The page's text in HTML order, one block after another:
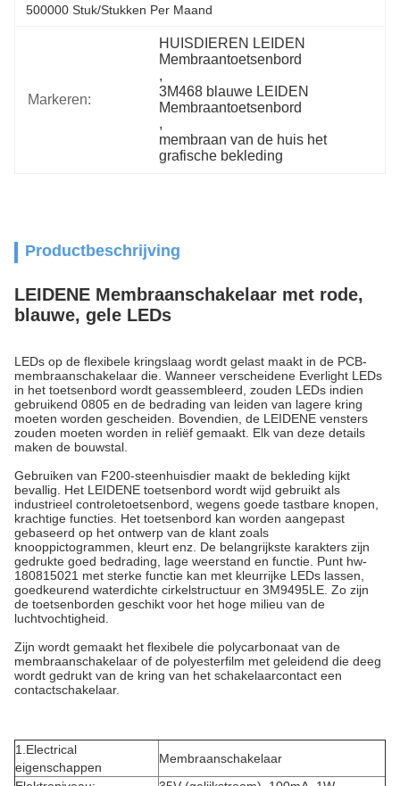
500000 Stuk/Stukken Per Maand
Markeren:
HUISDIEREN LEIDEN
Membraantoetsenbord
,
3M468 blauwe LEIDEN
Membraantoetsenbord
,
membraan van de huis het
grafische bekleding
Productbeschrijving
LEIDENE Membraanschakelaar met rode,
blauwe, gele LEDs
LEDs op de flexibele kringslaag wordt gelast maakt in de PCB-
membraanschakelaar die. Wanneer verscheidene Everlight LEDs
in het toetsenbord wordt geassembleerd, zouden LEDs indien
gebruikend 0805 en de bedrading van leiden van lagere kring
moeten worden gescheiden. Bovendien, de LEIDENE vensters
zouden moeten worden in reliëf gemaakt. Elk van deze details
maken de bouwstal.
Gebruiken van F200-steenhuisdier maakt de bekleding kijkt
bevallig. Het LEIDENE toetsenbord wordt wijd gebruikt als
industrieel controletoetsenbord, wegens goede tastbare knopen,
krachtige functies. Het toetsenbord kan worden aangepast
gebaseerd op het ontwerp van de klant zoals
knooppictogrammen, kleurt enz. De belangrijkste karakters zijn
gedrukte goed bedrading, lage weerstand en functie. Punt hw-
180815021 met sterke functie kan met kleurrijke LEDs lassen,
goedkeurend waterdichte cirkelstructuur en 3M9495LE. Zo zijn
de toetsenborden geschikt voor het hoge milieu van de
luchtvochtigheid.
Zijn wordt gemaakt het flexibele die polycarbonaat van de
membraanschakelaar of de polyesterfilm met geleidend die deeg
wordt gedrukt van de kring van het schakelaarcontact een
contactschakelaar.
1.Electrical
eigenschappen
Membraanschakelaar